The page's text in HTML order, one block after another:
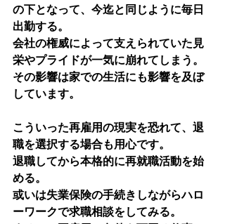
の下となって、今迄と同じように毎日
出勤する。
会社の権威によって支えられていた見
栄やプライドが一気に崩れてしまう。
その影響は家での生活にも影響を及ぼ
しています。
こういった再雇用の現実を恐れて、退
職を選択する場合も用心です。
退職してから本格的に再就職活動を始
める。
或いは失業保険の手続きしながらハロ
ーワークで求職相談をしてみる。